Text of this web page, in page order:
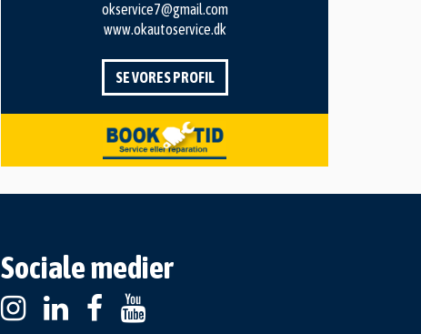
okservice7@gmail.com
www.okautoservice.dk
SE VORES PROFIL
Sociale medier